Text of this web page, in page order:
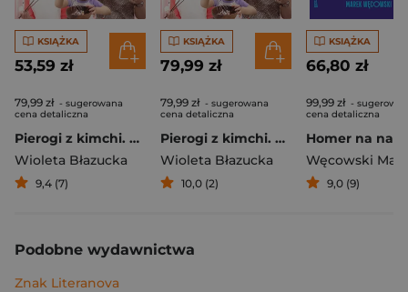
KSIĄŻKA
53,59 zł
79,99 zł - sugerowana
cena detaliczna
Pierogi z kimchi. Moje ulubione azjatyckie przepisy
Wioleta Błazucka
9,4 (7)
KSIĄŻKA
79,99 zł
79,99 zł - sugerowana
cena detaliczna
Pierogi z kimchi. Moje ulubione azjatyckie przepisy - książka z autografem
Wioleta Błazucka
10,0 (2)
KSIĄŻKA
66,80 zł
99,99 zł -
cena detaliczna
Węcowski
9,0 (9)
Podobne wydawnictwa
Znak Literanova